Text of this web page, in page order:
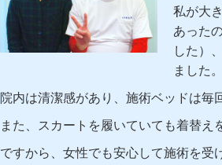
私が大
あった
した）
ました
院内は清潔感があり、施術ベッドは毎
また、スカートを履いていても着替え
ですから、女性でも安心して施術を受